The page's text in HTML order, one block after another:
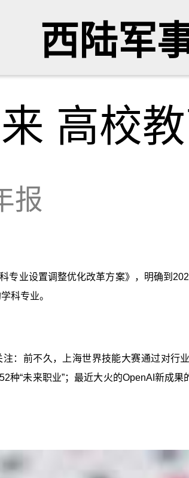
西陆军
高校
报
专业设置调整优化改革方案》，明确到
科专业。
：前不久，上海世界技能大赛通过对
种“未来职业”；最近大火的OpenAI新成